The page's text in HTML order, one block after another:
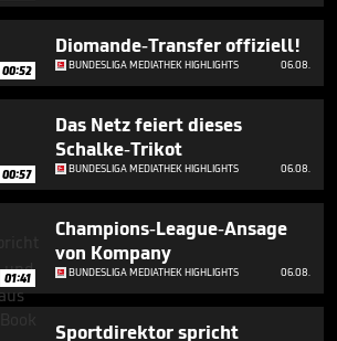
00:52
Diomande-Transfer offiziell!
BUNDESLIGA MEDIATHEK HIGHLIGHTS 06.08.
00:57
Das Netz feiert dieses
Schalke-Trikot
BUNDESLIGA MEDIATHEK HIGHLIGHTS 06.08.
01:41
Champions-League-Ansage
von Kompany
BUNDESLIGA MEDIATHEK HIGHLIGHTS 06.08.
Sportdirektor spricht